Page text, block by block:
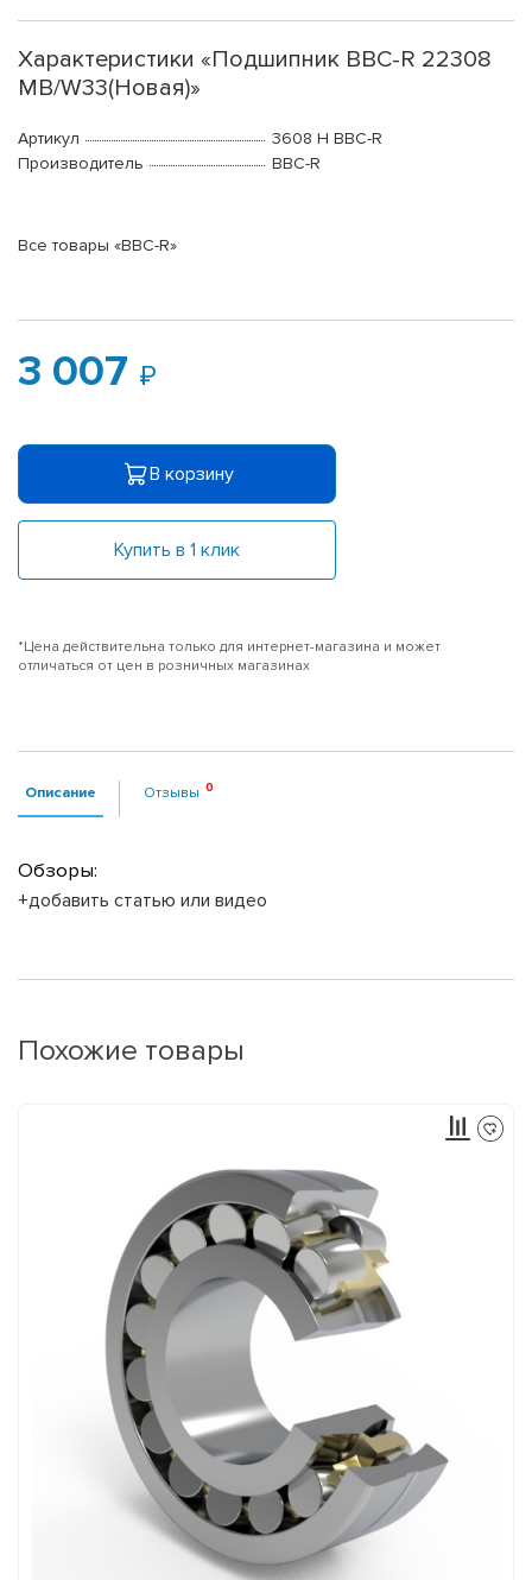
Характеристики «Подшипник BBC-R 22308
MB/W33(Новая)»
Артикул
3608 Н BBC-R
Производитель
BBC-R
Все товары «BBC-R»
3 007
В корзину
Купить в 1 клик
*Цена действительна только для интернет-магазина и может
отличаться от цен в розничных магазинах
Описание Отзывы
Обзоры:
+добавить статью или видео
Похожие товары